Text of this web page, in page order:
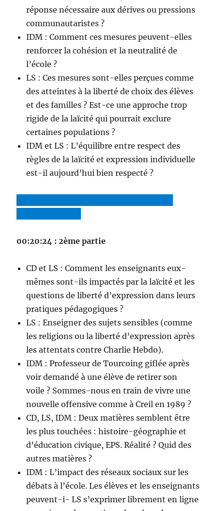
réponse nécessaire aux dérives ou pressions
communautaristes ?
IDM : Comment ces mesures peuvent-elles
renforcer la cohésion et la neutralité de
l’école ?
LS : Ces mesures sont-elles perçues comme
des atteintes à la liberté de choix des élèves
et des familles ? Est-ce une approche trop
rigide de la laïcité qui pourrait exclure
certaines populations ?
IDM et LS : L’équilibre entre respect des
règles de la laïcité et expression individuelle
est-il aujourd’hui bien respecté ?
00:20:24 : 2ème partie
CD et LS : Comment les enseignants eux-
mêmes sont-ils impactés par la laïcité et les
questions de liberté d’expression dans leurs
pratiques pédagogiques ?
LS : Enseigner des sujets sensibles (comme
les religions ou la liberté d’expression après
les attentats contre Charlie Hebdo).
IDM : Professeur de Tourcoing giflée après
voir demandé à une élève de retirer son
voile ? Sommes-nous en train de vivre une
nouvelle offensive comme à Creil en 1989 ?
CD, LS, IDM : Deux matières semblent être
les plus touchées : histoire-géographie et
d’éducation civique, EPS. Réalité ? Quid des
autres matières ?
IDM : L’impact des réseaux sociaux sur les
débats à l’école. Les élèves et les enseignants
peuvent-i- LS s’exprimer librement en ligne